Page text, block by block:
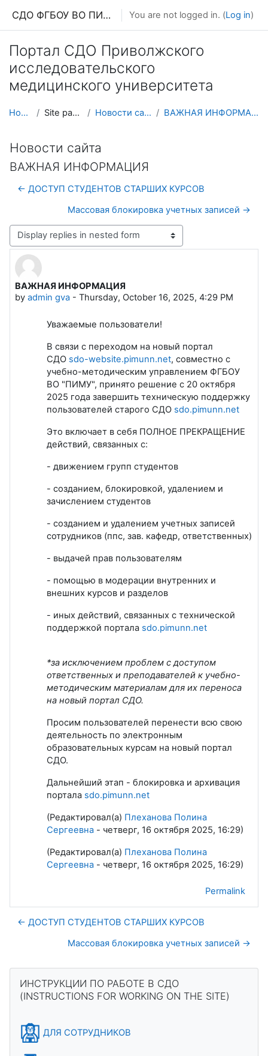
СДО ФГБОУ ВО ПИМУ МЗ РФ You are not logged in. (Log in)
Портал СДО Приволжского
исследовательского
медицинского университета
Home Site pages Новости сайта ВАЖНАЯ ИНФОРМАЦИЯ
Новости сайта
ВАЖНАЯ ИНФОРМАЦИЯ
← ДОСТУП СТУДЕНТОВ СТАРШИХ КУРСОВ
Массовая блокировка учетных записей →
Display mode
ВАЖНАЯ ИНФОРМАЦИЯ
by admin gva - Thursday, October 16, 2025, 4:29 PM
Number of replies: 0
Уважаемые пользователи!
В связи с переходом на новый портал
СДО sdo-website.pimunn.net, совместно с
учебно-методическим управлением ФГБОУ
ВО "ПИМУ", принято решение с 20 октября
2025 года завершить техническую поддержку
пользователей старого СДО sdo.pimunn.net
Это включает в себя ПОЛНОЕ ПРЕКРАЩЕНИЕ
действий, связанных с:
- движением групп студентов
- созданием, блокировкой, удалением и
зачислением студентов
- созданием и удалением учетных записей
сотрудников (ппс, зав. кафедр, ответственных)
- выдачей прав пользователям
- помощью в модерации внутренних и
внешних курсов и разделов
- иных действий, связанных с технической
поддержкой портала sdo.pimunn.net
*за исключением проблем с доступом
ответственных и преподавателей к учебно-
методическим материалам для их переноса
на новый портал СДО.
Просим пользователей перенести всю свою
деятельность по электронным
образовательных курсам на новый портал
СДО.
Дальнейший этап - блокировка и архивация
портала sdo.pimunn.net
(Редактировал(а) Плеханова Полина
Сергеевна - четверг, 16 октября 2025, 16:29)
(Редактировал(а) Плеханова Полина
Сергеевна - четверг, 16 октября 2025, 16:29)
Permalink
← ДОСТУП СТУДЕНТОВ СТАРШИХ КУРСОВ
Массовая блокировка учетных записей →
ИНСТРУКЦИИ ПО РАБОТЕ В СДО
(INSTRUCTIONS FOR WORKING ON THE SITE)
ДЛЯ СОТРУДНИКОВ